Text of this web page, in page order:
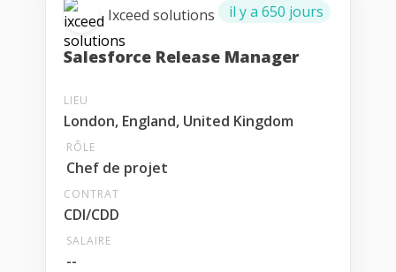
Ixceed solutions il y a 650 jours
Salesforce Release Manager
LIEU
London, England, United Kingdom
RÔLE
Chef de projet
CONTRAT
CDI/CDD
SALAIRE
--